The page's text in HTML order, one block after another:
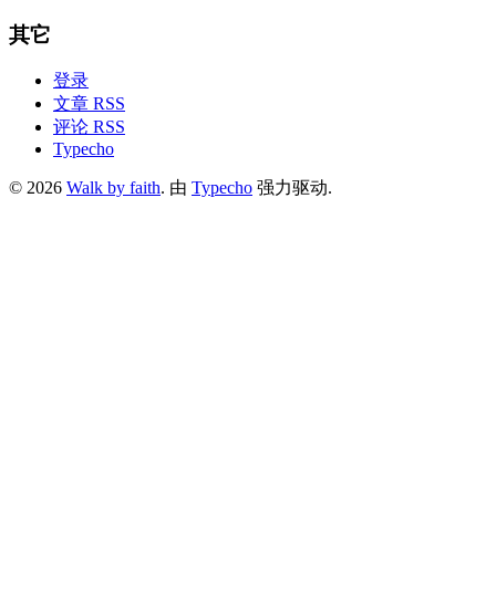
其它
登录
文章 RSS
评论 RSS
Typecho
© 2026 Walk by faith. 由 Typecho 强力驱动.